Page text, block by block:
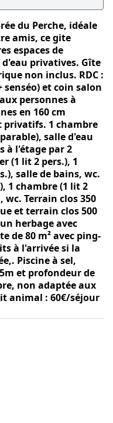
du Perche, idéale
amis, ce gite
espaces de
d'eau privatives. Gîte
non inclus. RDC :
senséo) et coin salon
personnes à
en 160 cm
privatifs. 1 chambre
salle d'eau
à l'étage par 2
(1 lit 2 pers.), 1
salle de bains, wc.
1 chambre (1 lit 2
wc. Terrain clos 350
et terrain clos 500
herbage avec
de 80 m² avec ping-
à l'arrivée si la
Piscine à sel,
et profondeur de
non adaptée aux
animal : 60€/séjour